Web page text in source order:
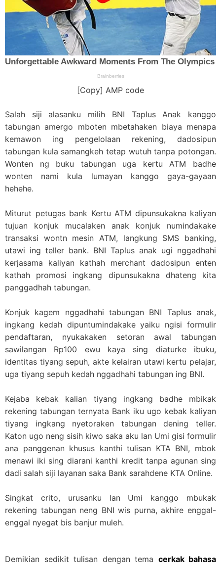
[Copy] AMP code
Salah siji alasanku milih BNI Taplus Anak kanggo
tabungan amergo mboten mbetahaken biaya menapa
kemawon ing pengelolaan rekening, dadosipun
tabungan kula samangkeh tetap wutuh tanpa potongan.
Wonten ng buku tabungan uga kertu ATM badhe
wonten nami kula lumayan kanggo gaya-gayaan
hehehe.
Miturut petugas bank Kertu ATM dipunsukakna kaliyan
tujuan konjuk mucalaken anak konjuk numindakake
transaksi wontn mesin ATM, langkung SMS banking,
utawi ing teller bank. BNI Taplus anak ugi nggadhahi
kerjasama kaliyan kathah merchant dadosipun enten
kathah promosi ingkang dipunsukakna dhateng kita
panggadhah tabungan.
Konjuk kagem nggadhahi tabungan BNI Taplus anak,
ingkang kedah dipuntumindakake yaiku ngisi formulir
pendaftaran, nyukakaken setoran awal tabungan
sawilangan Rp100 ewu kaya sing diaturke ibuku,
identitas tiyang sepuh, akte kelairan utawi kertu pelajar,
uga tiyang sepuh kedah nggadhahi tabungan ing BNI.
Kejaba kebak kalian tiyang ingkang badhe mbikak
rekening tabungan ternyata Bank iku ugo kebak kaliyan
tiyang ingkang nyetoraken tabungan dening teller.
Katon ugo neng sisih kiwo saka aku lan Umi gisi formulir
ana panggenan khusus kanthi tulisan KTA BNI, mbok
menawi iki sing diarani kanthi kredit tanpa agunan sing
dadi salah siji layanan saka Bank sarahdene KTA Online.
Singkat crito, urusanku lan Umi kanggo mbukak
rekening tabungan neng BNI wis purna, akhire enggal-
enggal nyegat bis banjur muleh.
Demikian sedikit tulisan dengan tema cerkak bahasa